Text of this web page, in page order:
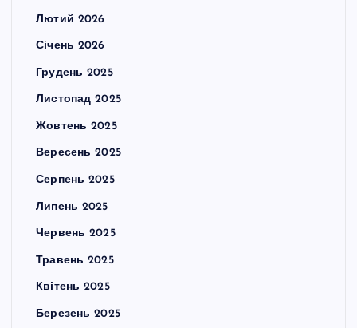
Лютий 2026
Січень 2026
Грудень 2025
Листопад 2025
Жовтень 2025
Вересень 2025
Серпень 2025
Липень 2025
Червень 2025
Травень 2025
Квітень 2025
Березень 2025